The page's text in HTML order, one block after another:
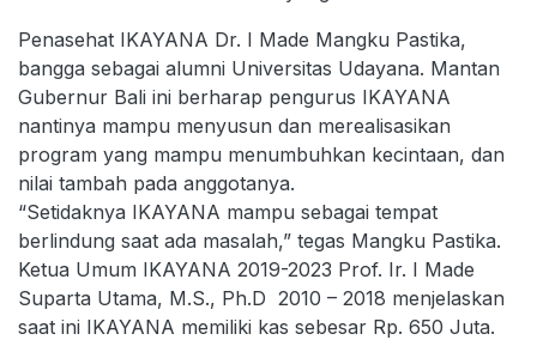
Penasehat IKAYANA Dr. I Made Mangku Pastika,
bangga sebagai alumni Universitas Udayana. Mantan
Gubernur Bali ini berharap pengurus IKAYANA
nantinya mampu menyusun dan merealisasikan
program yang mampu menumbuhkan kecintaan, dan
nilai tambah pada anggotanya.
“Setidaknya IKAYANA mampu sebagai tempat
berlindung saat ada masalah,” tegas Mangku Pastika.
Ketua Umum IKAYANA 2019-2023 Prof. Ir. I Made
Suparta Utama, M.S., Ph.D 2010 – 2018 menjelaskan
saat ini IKAYANA memiliki kas sebesar Rp. 650 Juta.